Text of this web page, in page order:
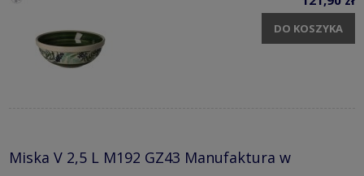
DO KOSZYKA
Miska V 2,5 L M192 GZ43 Manufaktura w